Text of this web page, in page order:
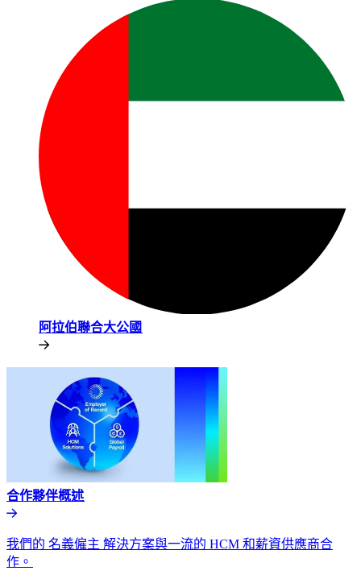
阿拉伯聯合大公國​​
合作夥伴概述​​
我們的 名義僱主 解決方案與一流的 HCM 和薪資供應商合
作。​​